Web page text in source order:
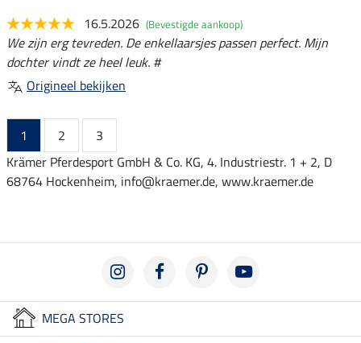
16.5.2026 (Bevestigde aankoop)
We zijn erg tevreden. De enkellaarsjes passen perfect. Mijn
dochter vindt ze heel leuk. #
Origineel bekijken
1 2
3
Krämer Pferdesport GmbH & Co. KG, 4. Industriestr. 1 + 2, D
68764 Hockenheim, info@kraemer.de, www.kraemer.de
MEGA STORES